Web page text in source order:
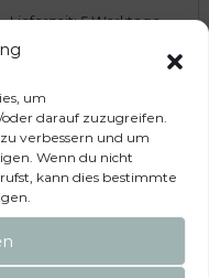
um
darauf zuzugreifen.
verbessern und um
Wenn du nicht
kann dies bestimmte
Lieferzeit:5 Werktage
In den Warenkorb